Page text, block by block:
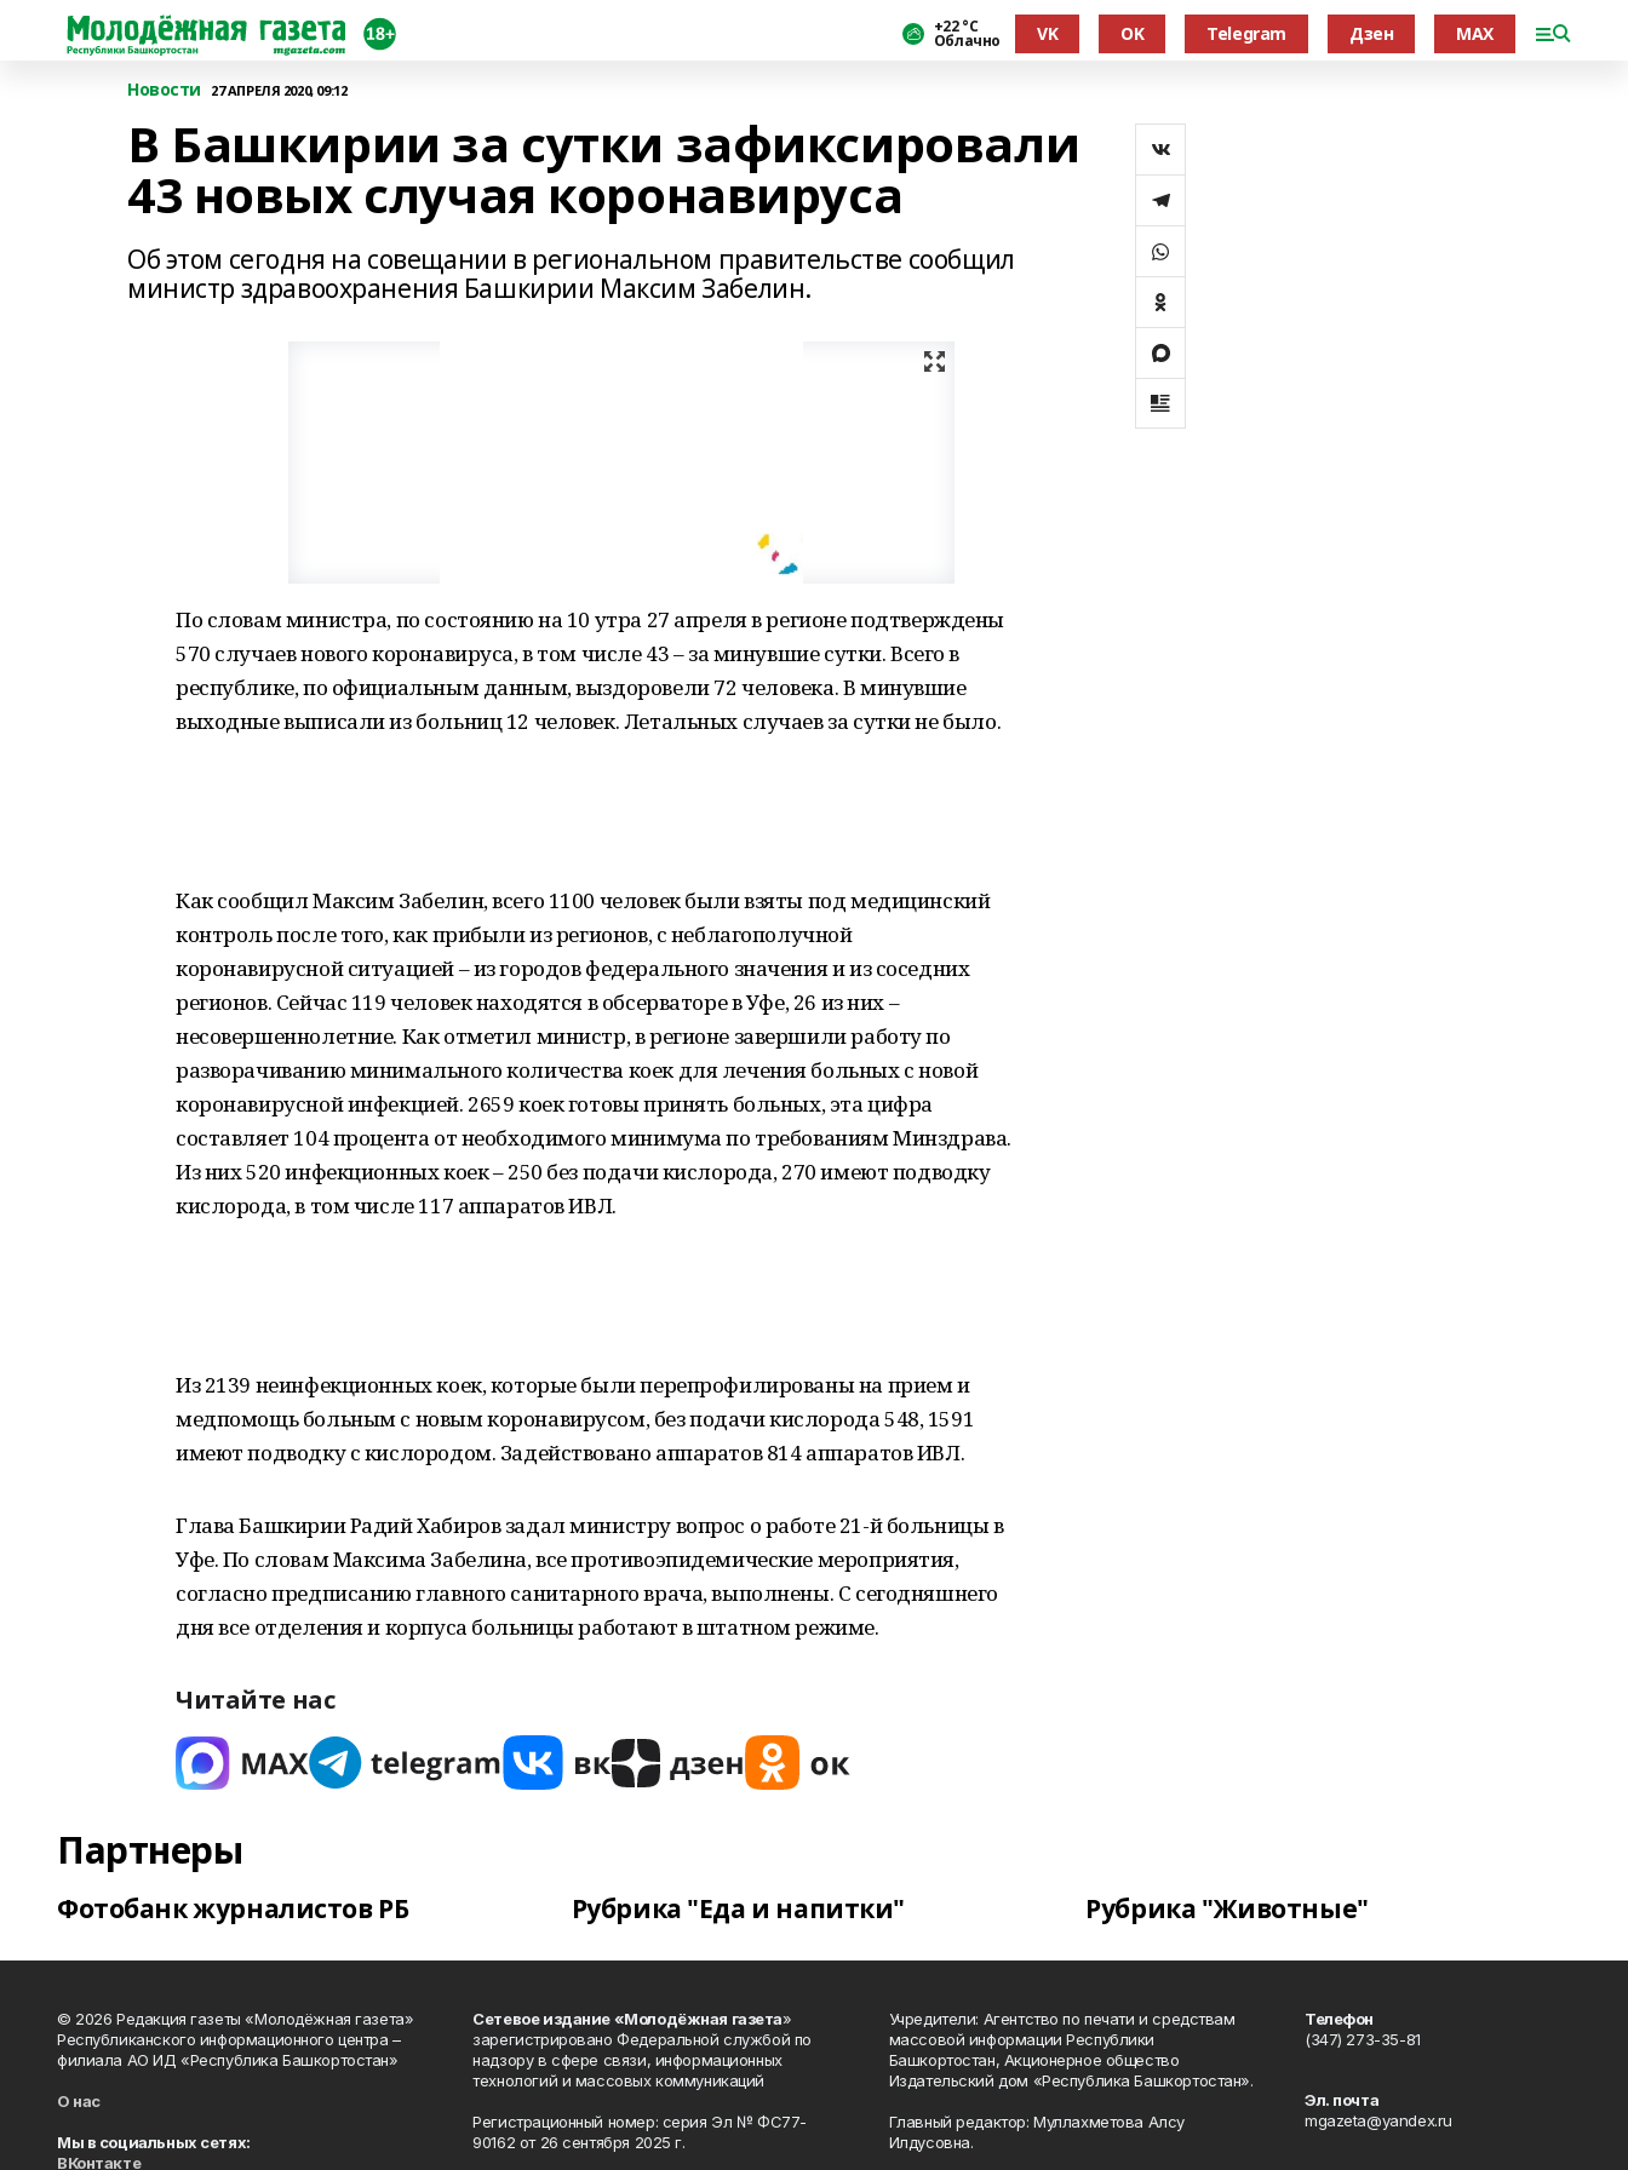
+22 °С
Облачно VK OK Telegram Дзен MAX
Новости 27 АПРЕЛЯ 2020, 09:12
В Башкирии за сутки зафиксировали
43 новых случая коронавируса
Об этом сегодня на совещании в региональном правительстве сообщил
министр здравоохранения Башкирии Максим Забелин.
По словам министра, по состоянию на 10 утра 27 апреля в регионе подтверждены
570 случаев нового коронавируса, в том числе 43 – за минувшие сутки. Всего в
республике, по официальным данным, выздоровели 72 человека. В минувшие
выходные выписали из больниц 12 человек. Летальных случаев за сутки не было.
Как сообщил Максим Забелин, всего 1100 человек были взяты под медицинский
контроль после того, как прибыли из регионов, с неблагополучной
коронавирусной ситуацией – из городов федерального значения и из соседних
регионов. Сейчас 119 человек находятся в обсерваторе в Уфе, 26 из них –
несовершеннолетние. Как отметил министр, в регионе завершили работу по
разворачиванию минимального количества коек для лечения больных с новой
коронавирусной инфекцией. 2659 коек готовы принять больных, эта цифра
составляет 104 процента от необходимого минимума по требованиям Минздрава.
Из них 520 инфекционных коек – 250 без подачи кислорода, 270 имеют подводку
кислорода, в том числе 117 аппаратов ИВЛ.
Из 2139 неинфекционных коек, которые были перепрофилированы на прием и
медпомощь больным с новым коронавирусом, без подачи кислорода 548, 1591
имеют подводку с кислородом. Задействовано аппаратов 814 аппаратов ИВЛ.
Глава Башкирии Радий Хабиров задал министру вопрос о работе 21-й больницы в
Уфе. По словам Максима Забелина, все противоэпидемические мероприятия,
согласно предписанию главного санитарного врача, выполнены. С сегодняшнего
дня все отделения и корпуса больницы работают в штатном режиме.
Читайте нас
Партнеры
Фотобанк журналистов РБ Рубрика "Еда и напитки" Рубрика "Животные"
© 2026 Редакция газеты «Молодёжная газета»
Республиканского информационного центра –
филиала АО ИД «Республика Башкортостан»
О нас
Мы в социальных сетях:
ВКонтакте
Сетевое издание «Молодёжная газета»
зарегистрировано Федеральной службой по
надзору в сфере связи, информационных
технологий и массовых коммуникаций
Регистрационный номер: серия Эл № ФС77-
90162 от 26 сентября 2025 г.
Учредители: Агентство по печати и средствам
массовой информации Республики
Башкортостан, Акционерное общество
Издательский дом «Республика Башкортостан».
Главный редактор: Муллахметова Алсу
Илдусовна.
Телефон
(347) 273-35-81
Эл. почта
mgazeta@yandex.ru